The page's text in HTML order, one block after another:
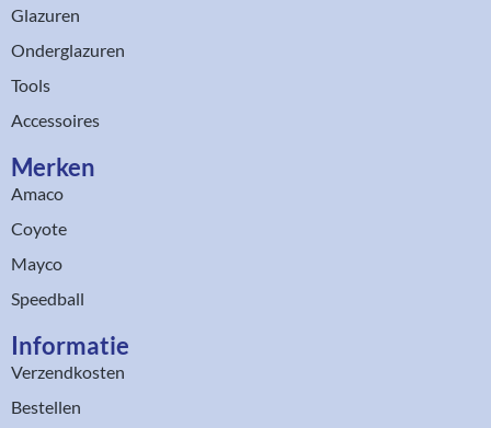
Glazuren
Onderglazuren
Tools
Accessoires
Merken
Amaco
Coyote
Mayco
Speedball
Informatie
Verzendkosten
Bestellen